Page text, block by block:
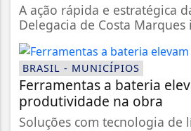
A ação rápida e estratégica
Delegacia de Costa
BRASIL - MUNICÍPIOS
Ferramentas a bateria
produtividade na obra
Soluções com tecnologia de